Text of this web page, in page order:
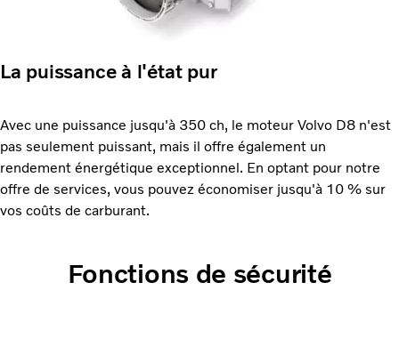
La puissance à l'état pur
Avec une puissance jusqu'à 350 ch, le moteur Volvo D8 n'est
pas seulement puissant, mais il offre également un
rendement énergétique exceptionnel. En optant pour notre
offre de services, vous pouvez économiser jusqu'à 10 % sur
vos coûts de carburant.
Fonctions de sécurité